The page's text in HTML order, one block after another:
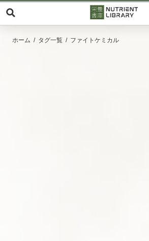
ホーム タグ一覧 ファイトケミカル